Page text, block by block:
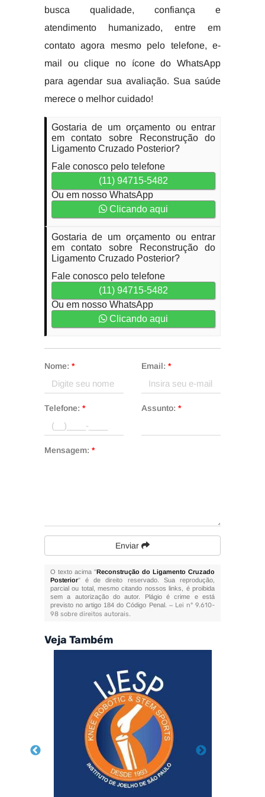
busca qualidade, confiança e
atendimento humanizado, entre em
contato agora mesmo pelo telefone, e-
mail ou clique no ícone do WhatsApp
para agendar sua avaliação. Sua saúde
merece o melhor cuidado!
Gostaria de um orçamento ou entrar
em contato sobre Reconstrução do
Ligamento Cruzado Posterior?
Fale conosco pelo telefone
(11) 94715-5482
Ou em nosso WhatsApp
Clicando aqui
Gostaria de um orçamento ou entrar
em contato sobre Reconstrução do
Ligamento Cruzado Posterior?
Fale conosco pelo telefone
(11) 94715-5482
Ou em nosso WhatsApp
Clicando aqui
Nome: * Email: *
Telefone: * Assunto: *
Mensagem: *
Enviar
O texto acima "Reconstrução do Ligamento Cruzado
Posterior" é de direito reservado. Sua reprodução,
parcial ou total, mesmo citando nossos links, é proibida
sem a autorização do autor. Plágio é crime e está
previsto no artigo 184 do Código Penal. – Lei n° 9.610-
98 sobre direitos autorais.
Veja Também